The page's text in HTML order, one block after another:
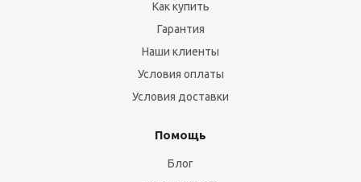
Как купить
Гарантия
Наши клиенты
Условия оплаты
Условия доставки
Помощь
Блог